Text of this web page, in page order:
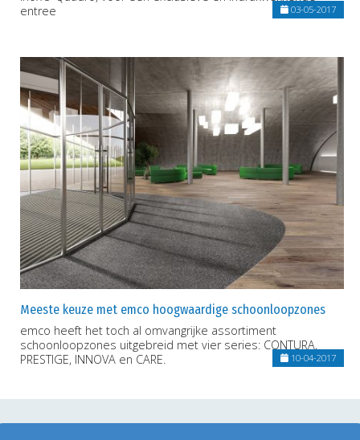
entree
03-05-2017
Meeste keuze met emco hoogwaardige schoonloopzones
emco heeft het toch al omvangrijke assortiment
schoonloopzones uitgebreid met vier series: CONTURA,
PRESTIGE, INNOVA en CARE.
10-04-2017